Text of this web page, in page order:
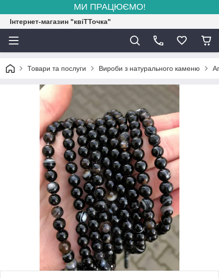
МИ ПРАЦЮЄМО!
Інтернет-магазин "квіТТочка"
Товари та послуги Вироби з натурального каменю